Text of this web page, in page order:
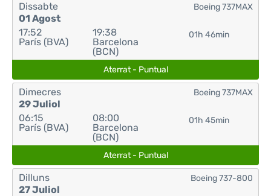
Dissabte
01 Agost
17:52
París (BVA)
19:38
Barcelona
(BCN)
01h 46min
Boeing 737MAX
Aterrat - Puntual
Dimecres
29 Juliol
06:15
París (BVA)
08:00
Barcelona
(BCN)
01h 45min
Boeing 737MAX
Aterrat - Puntual
Dilluns
27 Juliol
Boeing 737-800